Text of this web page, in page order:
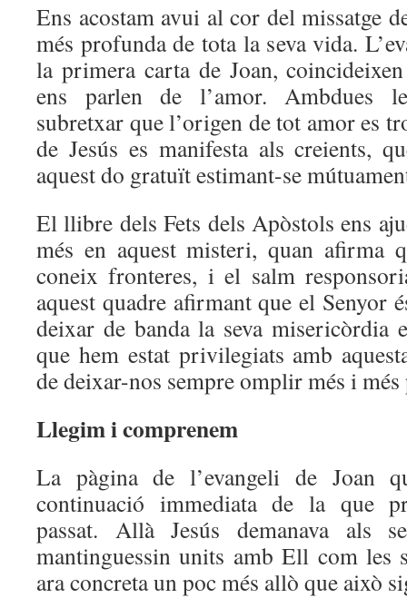
Ens acostam avui al cor del missatge
més profunda de tota la seva vida.
la primera carta de Joan,
ens parlen de l’amor. Ambdues
subretxar que l’origen de tot amor es
de Jesús es manifesta als creients,
aquest do gratuït estimant-se
El llibre dels Fets dels Apòstols ens
més en aquest misteri, quan afirma
coneix fronteres, i el salm
aquest quadre afirmant que el Senyor
deixar de banda la seva misericòrdia
que hem estat privilegiats amb
de deixar-nos sempre omplir més i més
Llegim i comprenem
La pàgina de l’evangeli de Joan
continuació immediata de la que
passat. Allà Jesús demanava als
mantinguessin units amb Ell com les
ara concreta un poc més allò que això